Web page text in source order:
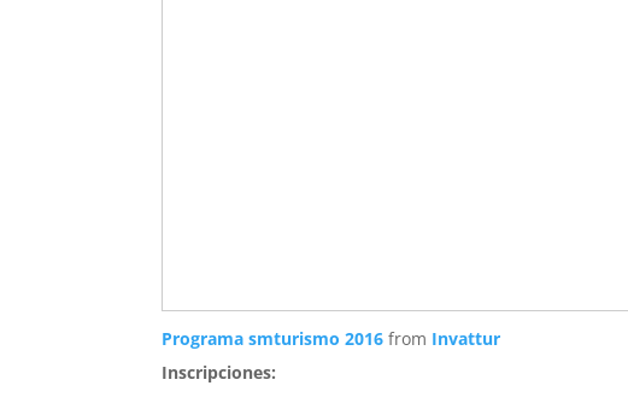
Programa smturismo 2016 from Invattur
Inscripciones: